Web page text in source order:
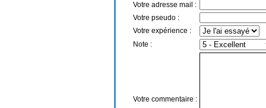
Votre adresse mail :
Votre pseudo :
Votre expérience :
Note :
Votre commentaire :